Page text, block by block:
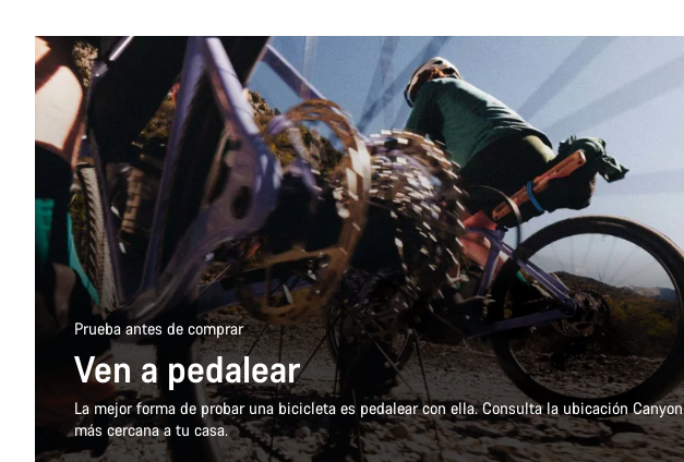
Prueba antes de comprar
Ven a pedalear
La mejor forma de probar una bicicleta es pedalear con ella. Consulta la ubicación Canyon
más cercana a tu casa.